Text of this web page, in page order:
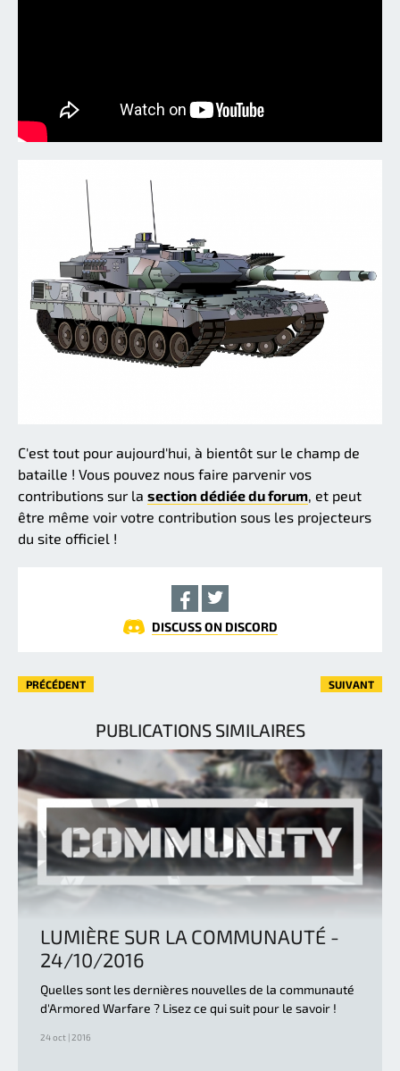
C'est tout pour aujourd'hui, à bientôt sur le champ de
bataille ! Vous pouvez nous faire parvenir vos
contributions sur la section dédiée du forum, et peut
être même voir votre contribution sous les projecteurs
du site officiel !
DISCUSS ON DISCORD
PRÉCÉDENT SUIVANT
PUBLICATIONS SIMILAIRES
LUMIÈRE SUR LA COMMUNAUTÉ -
24/10/2016
Quelles sont les dernières nouvelles de la communauté
d'Armored Warfare ? Lisez ce qui suit pour le savoir !
24 oct | 2016